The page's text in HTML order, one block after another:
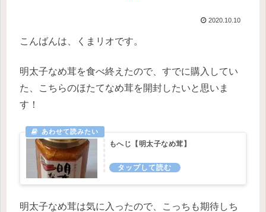
2020.10.10
こんばんは、くまリオです。
明太子なめ茸を食べ終えたので、すでに購入してい
た、こちらのほたてなめ茸を開封したいと思いま
す！
もへじ【明太子なめ茸】
明太子なめ茸は気に入ったので、こっちも期待しち